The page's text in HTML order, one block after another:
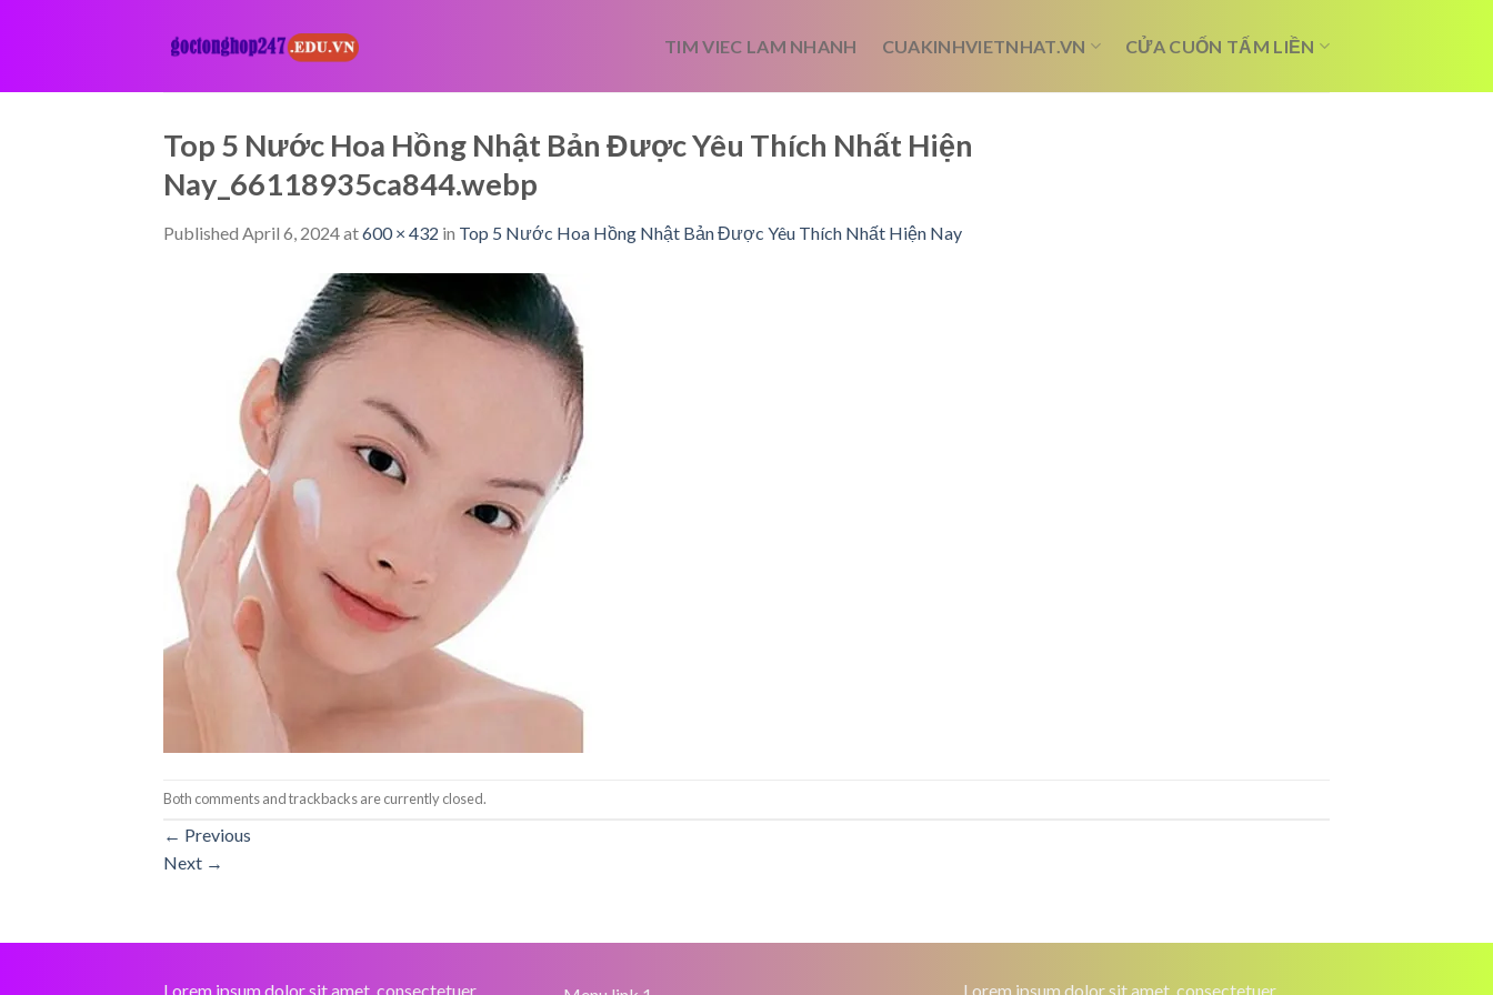
TIM VIEC LAM NHANH CUAKINHVIETNHAT.VN CỬA CUỐN TẤM LIỀN
Top 5 Nước Hoa Hồng Nhật Bản Được Yêu Thích Nhất Hiện
Nay_66118935ca844.webp
Published April 6, 2024at600 × 432 in Top 5 Nước Hoa Hồng Nhật Bản Được Yêu Thích Nhất Hiện Nay
Both comments and trackbacks are currently closed.
← Previous
Next →
Lorem ipsum dolor sit amet, consectetuer Lorem ipsum dolor sit amet, consectetuer